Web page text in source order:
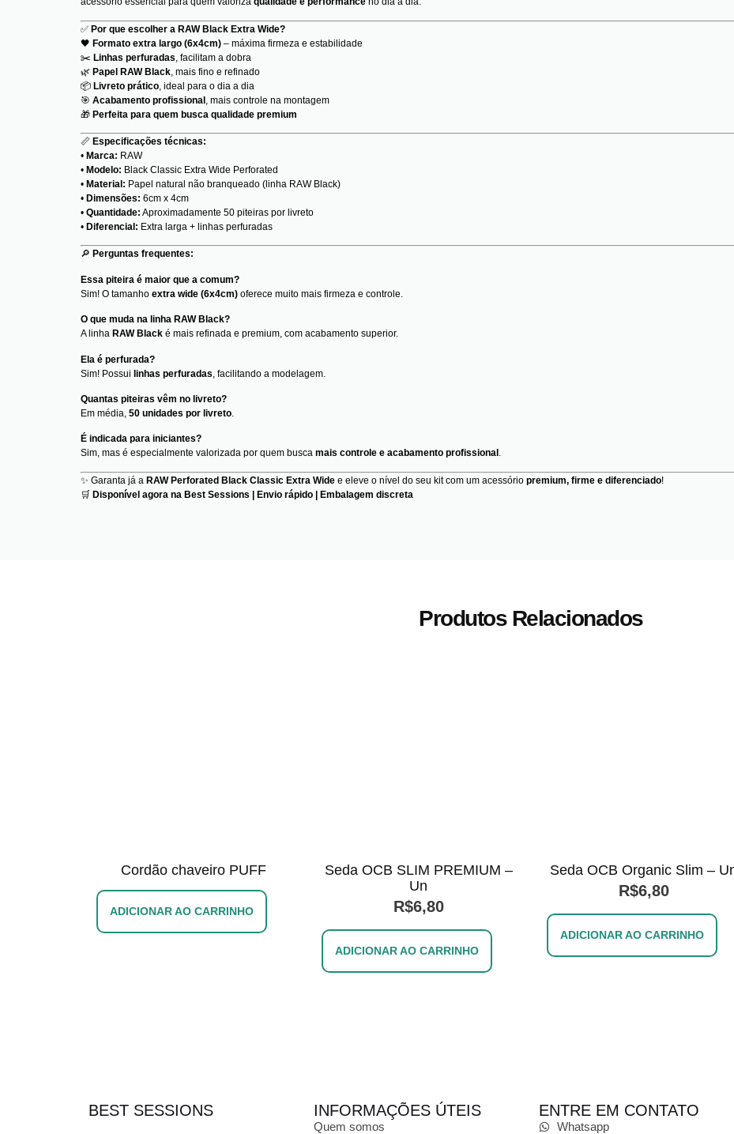
✅ Por que escolher a RAW Black Extra Wide?
🖤 Formato extra largo (6x4cm) – máxima firmeza e estabilidade
✂️ Linhas perfuradas , facilitam a dobra
🌿 Papel RAW Black , mais fino e refinado
📦 Livreto prático , ideal para o dia a dia
🎯 Acabamento profissional , mais controle na montagem
🎁 Perfeita para quem busca qualidade premium
📏 Especificações técnicas:
• Marca: RAW
• Modelo: Black Classic Extra Wide Perforated
• Material: Papel natural não branqueado (linha RAW Black)
• Dimensões: 6cm x 4cm
• Quantidade: Aproximadamente 50 piteiras por livreto
• Diferencial: Extra larga + linhas perfuradas
🔎 Perguntas frequentes:
Essa piteira é maior que a comum?
Sim! O tamanho extra wide (6x4cm) oferece muito mais firmeza e controle.
O que muda na linha RAW Black?
A linha RAW Black é mais refinada e premium, com acabamento superior.
Ela é perfurada?
Sim! Possui linhas perfuradas , facilitando a modelagem.
Quantas piteiras vêm no livreto?
Em média, 50 unidades por livreto.
É indicada para iniciantes?
Sim, mas é especialmente valorizada por quem busca mais controle e acabamento profissional .
✨ Garanta já a RAW Perforated Black Classic Extra Wide e eleve o nível do seu kit com um acessório premium, firme e diferenciado!
🛒 Disponível agora na Best Sessions | Envio rápido | Embalagem discreta
Produtos Relacionados
Cordão chaveiro PUFF
ADICIONAR AO CARRINHO
Seda OCB SLIM PREMIUM –
Un
R$6,80
ADICIONAR AO CARRINHO
Seda OCB Organic Slim –
R$6,80
ADICIONAR AO CARRINHO
BEST SESSIONS INFORMAÇÕES ÚTEIS
Quem somos
ENTRE EM CONTATO
Whatsapp